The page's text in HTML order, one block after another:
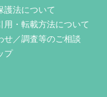
護法について
用・転載方法について
せ／調査等のご相談
プ